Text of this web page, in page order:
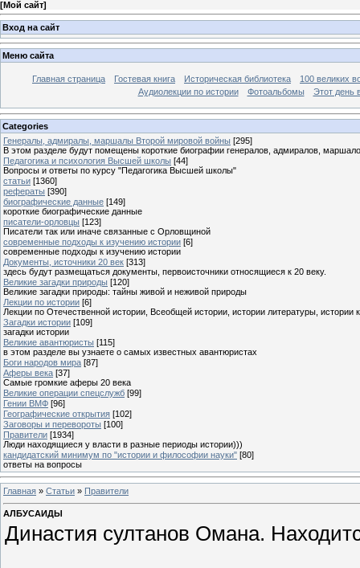
[Мой сайт]
Вход на сайт
Меню сайта
Главная страница Гостевая книга Историческая библиотека
100 великих
Аудиолекции по истории
Фотоальбомы Этот день
Categories
Генералы, адмиралы, маршалы Второй мировой войны [295]
В этом разделе будут помещены короткие биографии генералов, адмиралов,
Педагогика и психология Высшей школы [44]
Вопросы и ответы по курсу "Педагогика Высшей школы"
статьи [1360]
рефераты [390]
биографические данные [149]
короткие биографические данные
писатели-орловцы [123]
Писатели так или иначе связанные с Орловщиной
современные подходы к изучению истории [6]
современные подходы к изучению истории
Документы, источники 20 век [313]
здесь будут размещаться документы, первоисточники относящиеся к 20 веку.
Великие загадки природы [120]
Великие загадки природы: тайны живой и неживой природы
Лекции по истории [6]
Лекции по Отечественной истории, Всеобщей истории, истории литературы, истории
Загадки истории [109]
загадки истории
Великие авантюристы [115]
в этом разделе вы узнаете о самых известных авантюристах
Боги народов мира [87]
Аферы века [37]
Самые громкие аферы 20 века
Великие операции спецслужб [99]
Гении ВМФ [96]
Географические открытия [102]
Заговоры и перевороты [100]
Правители [1934]
Люди находящиеся у власти в разные периоды истории)))
кандидатский минимум по "истории и философии науки" [80]
ответы на вопросы
Главная » Статьи » Правители
АЛБУСАИДЫ
Династия султанов Омана.